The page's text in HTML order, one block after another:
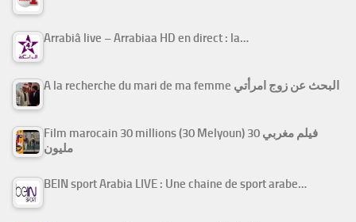
Arrabiâ live – Arrabiaa HD en direct : la…
A la recherche du mari de ma femme البحث عن زوج امرأتي
Film marocain 30 millions (30 Melyoun) فيلم مغربي 30
مليون
BEIN sport Arabia LIVE : Une chaine de sport arabe…